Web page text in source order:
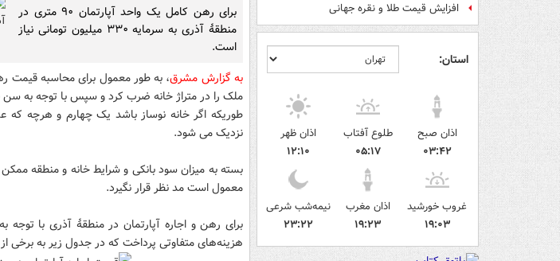
افزایش قیمت طلا و نقره جهانی
استان:
اذان صبح
۰۳:۴۲
طلوع آفتاب
۰۵:۱۷
اذان ظهر
۱۲:۱۰
غروب خورشید
۱۹:۰۳
اذان مغرب
۱۹:۲۳
نیمه‌شب شرعی
۲۳:۲۲
برای رهن کامل یک واحد آپارتمان ۹۰ متری در
منطقۀ آذری به سرمایه ۳۳۰ میلیون تومانی نیاز
است.
به گزارش مشرق، به طور معمول برای محاسبه قیمت
طوریکه اگر خانه نوساز باشد یک چهارم و هرچه
نزدیک می‎ شود.
بسته به میزان سود بانکی و شرایط خانه و منطقه
معمول است مد نظر قرار نگیرد.
برای رهن و اجاره آپارتمان در منطقۀ آذری با توجه
هزینه‌های متفاوتی پرداخت که در جدول زیر به برخی